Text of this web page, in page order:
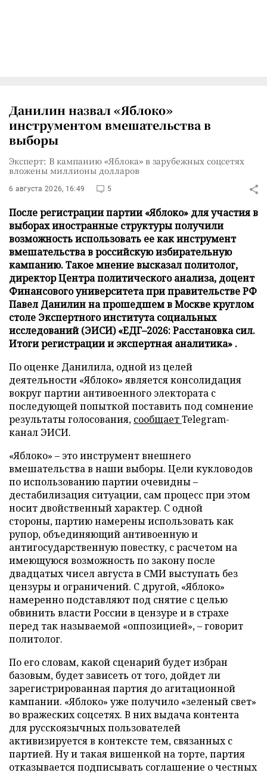
Данилин назвал «Яблоко»
инструментом вмешательства в
выборы
Эксперт: В кампанию «Яблока» в зарубежных соцсетях
вложены миллионы долларов
6 августа 2026, 16:49 5
После регистрации партии «Яблоко» для участия в
выборах иностранные структуры получили
возможность использовать ее как инструмент
вмешательства в российскую избирательную
кампанию. Такое мнение высказал политолог,
директор Центра политического анализа, доцент
Финансового университета при правительстве РФ
Павел Данилин на прошедшем в Москве круглом
столе Экспертного института социальных
исследований (ЭИСИ) «ЕДГ–2026: Расстановка сил.
Итоги регистрации и экспертная аналитика» .
По оценке Данилила, одной из целей
деятельности «Яблоко» является консолидация
вокруг партии антивоенного электората с
последующей попыткой поставить под сомнение
результаты голосования, сообщаетTelegram-
канал ЭИСИ.
«Яблоко» – это инструмент внешнего
вмешательства в наши выборы. Цели кукловодов
по использованию партии очевидны –
дестабилизация ситуации, сам процесс при этом
носит двойственный характер. С одной
стороны, партию намерены использовать как
рупор, объединяющий антивоенную и
антигосударственную повестку, с расчетом на
имеющуюся возможность по закону после
двадцатых чисел августа в СМИ выступать без
цензуры и ограничений. С другой, «Яблоко»
намеренно подставляют под снятие с целью
обвинить власти России в цензуре и в страхе
перед так называемой «оппозицией», – говорит
политолог.
По его словам, какой сценарий будет избран
базовым, будет зависеть от того, дойдет ли
зарегистрированная партия до агитационной
кампании. «Яблоко» уже получило «зеленый свет»
во вражеских соцсетях. В них выдача контента
для русскоязычных пользователей
активизируется в контексте тем, связанных с
партией. Ну и такая вишенкой на торте, партия
отказывается подписывать соглашение о честных